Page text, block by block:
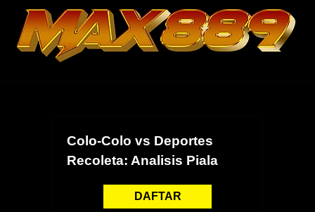
content
Colo-Colo vs Deportes
Recoleta: Analisis Piala
DAFTAR